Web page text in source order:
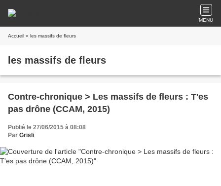
MENU
Accueil » les massifs de fleurs
les massifs de fleurs
Contre-chronique > Les massifs de fleurs : T'es
pas drône (CCAM, 2015)
Publié le 27/06/2015 à 08:08
Par Grisli